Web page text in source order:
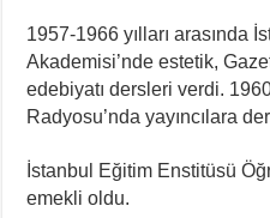
1957-1966 yılları arasında
Akademisi’nde estetik,
edebiyatı dersleri verdi.
Radyosu’nda yayıncılara
İstanbul Eğitim Enstitüsü
emekli oldu.